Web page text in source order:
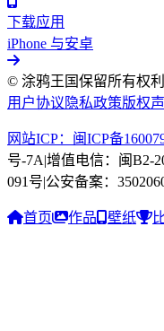
下载应用
iPhone 与安卓
© 涂鸦王国保留所有权
用户协议 隐私政策版权
网站ICP：闽ICP备
号-7A|增值电信：闽B2-
091号|公安备案：
首页 作品 壁纸